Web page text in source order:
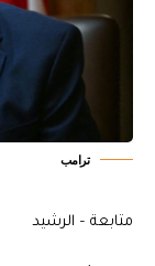
ترامب
متابعة – الرشيد